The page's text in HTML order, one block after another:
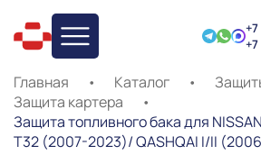
Главная • Каталог •
Защита картера
•
Защита топливного бака для
T32 (2007-2023)/ QASHQAI I/II